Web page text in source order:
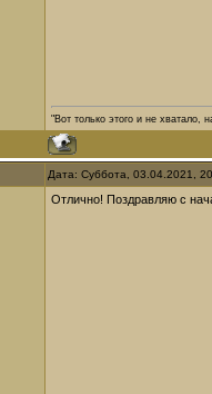
"Вот только этого и не
Дата: Суббота, 03.04.2021,
Отлично! Поздравляю с